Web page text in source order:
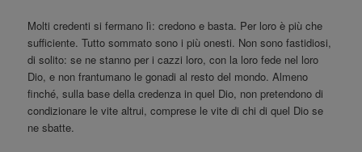
Molti credenti si fermano lì: credono e basta. Per loro è più che
sufficiente. Tutto sommato sono i più onesti. Non sono fastidiosi,
di solito: se ne stanno per i cazzi loro, con la loro fede nel loro
Dio, e non frantumano le gonadi al resto del mondo. Almeno
finché, sulla base della credenza in quel Dio, non pretendono di
condizionare le vite altrui, comprese le vite di chi di quel Dio se
ne sbatte.